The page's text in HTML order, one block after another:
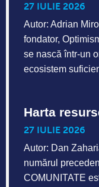
27 IULIE 2026
Autor: Adrian
fondator,
se nască într-un
ecosistem
Harta
27 IULIE 2026
Autor: Dan
numărul
COMUNITATE